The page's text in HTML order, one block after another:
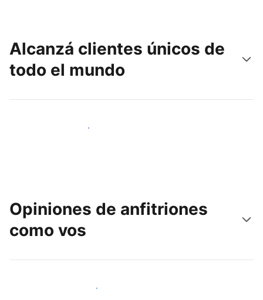
Alcanzá clientes únicos de
todo el mundo
Llegá a huéspedes nuevos hoy
Opiniones de anfitriones
como vos
Unite a otros anfitriones como vos